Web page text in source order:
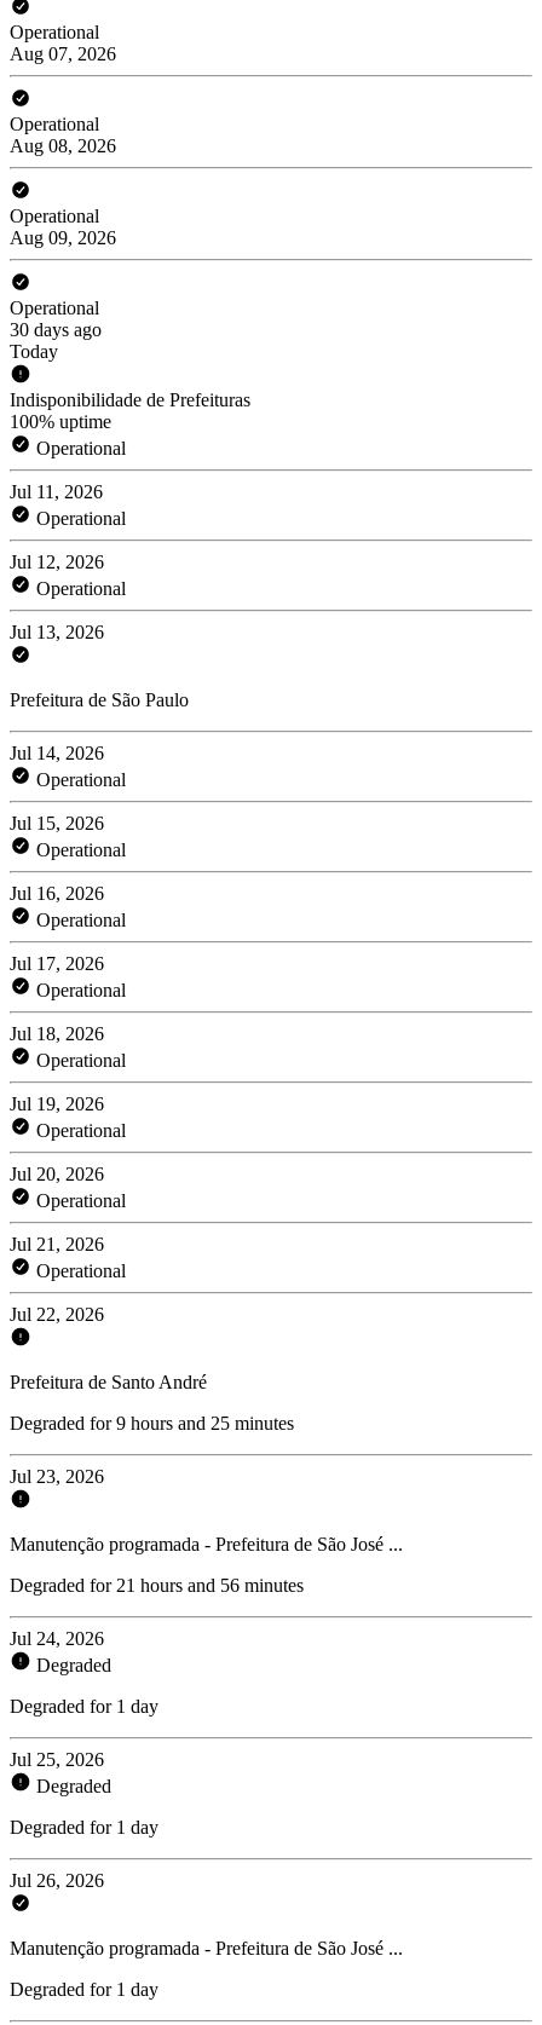
Operational
Aug 07, 2026
Operational
Aug 08, 2026
Operational
Aug 09, 2026
Operational
30 days ago
Today
Indisponibilidade de Prefeituras
100% uptime
Operational
Jul 11, 2026
Operational
Jul 12, 2026
Operational
Jul 13, 2026
Prefeitura de São Paulo
Jul 14, 2026
Operational
Jul 15, 2026
Operational
Jul 16, 2026
Operational
Jul 17, 2026
Operational
Jul 18, 2026
Operational
Jul 19, 2026
Operational
Jul 20, 2026
Operational
Jul 21, 2026
Operational
Jul 22, 2026
Prefeitura de Santo André
Degraded for 9 hours and 25 minutes
Jul 23, 2026
Manutenção programada - Prefeitura de São José ...
Degraded for 21 hours and 56 minutes
Jul 24, 2026
Degraded
Degraded for 1 day
Jul 25, 2026
Degraded
Degraded for 1 day
Jul 26, 2026
Manutenção programada - Prefeitura de São José ...
Degraded for 1 day